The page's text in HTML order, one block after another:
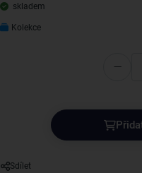
skladem
Kolekce
Sdílet